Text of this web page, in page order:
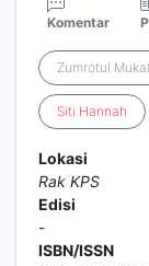
Komentar
Zumrotul
Siti Hannah
Lokasi
Rak KPS
Edisi
-
ISBN/ISSN